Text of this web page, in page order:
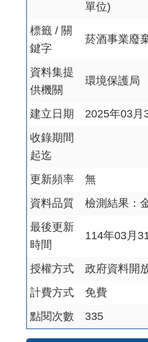
單位)
標籤 / 關
鍵字
菸酒事業廢
資料集提
供機關
環境保護局
建立日期
2025年03月
收錄期間
起迄
更新頻率
無
資料品質
檢測結果：
最後更新
時間
114年03月
授權方式
政府資料開
計費方式
免費
點閱次數
335